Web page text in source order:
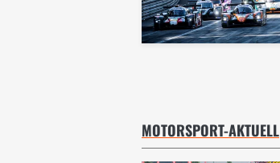
MOTORSPORT-AKTUELL